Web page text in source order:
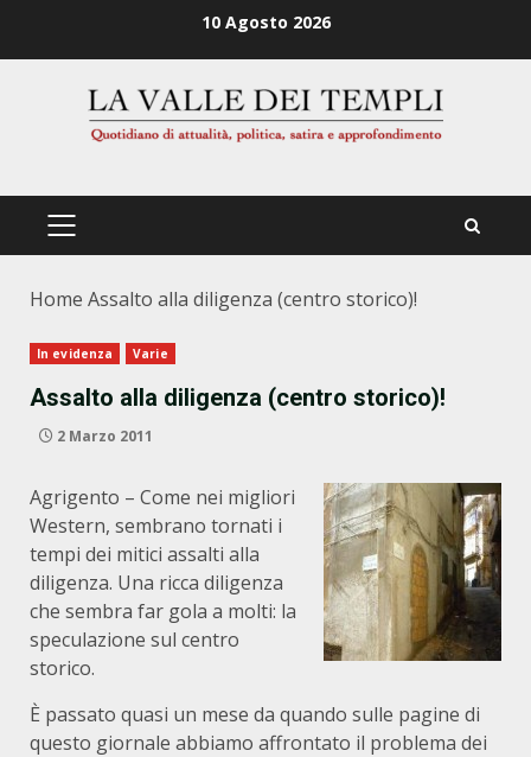
10 Agosto 2026
PRIMÄRES
Home Assalto alla diligenza (centro storico)!
In evidenza Varie
Assalto alla diligenza (centro storico)!
2 Marzo 2011
Agrigento – Come nei migliori
Western, sembrano tornati i
tempi dei mitici assalti alla
diligenza. Una ricca diligenza
che sembra far gola a molti: la
speculazione sul centro
storico.
È passato quasi un mese da quando sulle pagine di
questo giornale abbiamo affrontato il problema dei